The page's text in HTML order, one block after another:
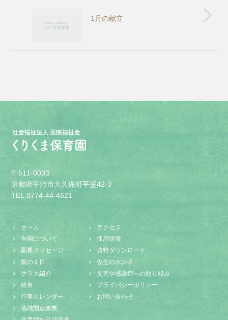
1月の献立
〒611-0033
京都府宇治市大久保町平盛42-3
TEL.0774-44-4621
ホーム
当園について
園長メッセージ
園の１日
クラス紹介
給食
行事カレンダー
地域開放事業
アクセス
採用情報
資料ダウンロード
先生のホンネ
災害や感染症への取り組み
プライバシーポリシー
お問い合わせ